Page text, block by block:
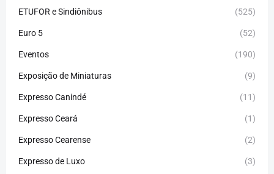
ETUFOR e Sindiônibus (525)
Euro 5 (52)
Eventos (190)
Exposição de Miniaturas (9)
Expresso Canindé (11)
Expresso Ceará (1)
Expresso Cearense (2)
Expresso de Luxo (3)